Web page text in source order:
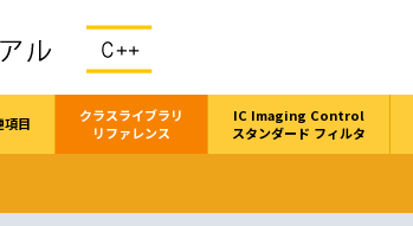
項目
クラスライブラリ
リファレンス
IC Imaging Control
スタンダード フィルタ